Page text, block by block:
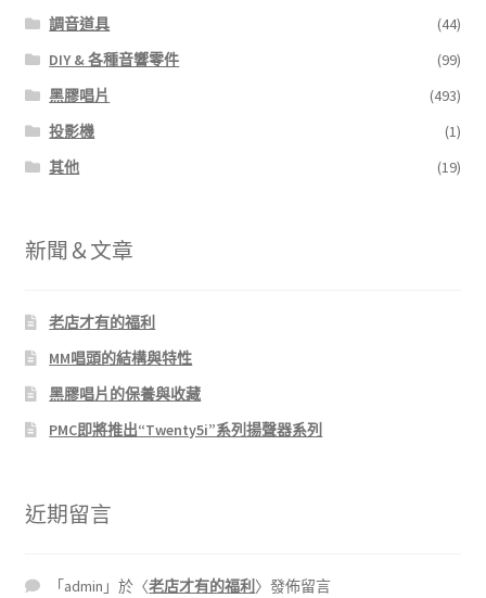
調音道具
(44)
DIY & 各種音響零件
(99)
黑膠唱片
(493)
投影機
(1)
其他
(19)
新聞＆文章
老店才有的福利
MM唱頭的結構與特性
黑膠唱片的保養與收藏
PMC即將推出“Twenty5i”系列揚聲器系列
近期留言
「admin 」於〈老店才有的福利 〉發佈留言